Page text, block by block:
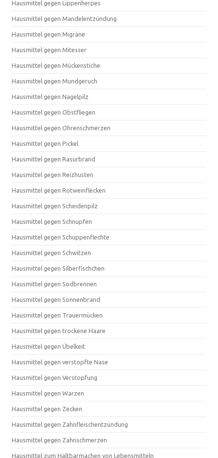
Hausmittel gegen Lippenherpes
Hausmittel gegen Mandelentzündung
Hausmittel gegen Migräne
Hausmittel gegen Mitesser
Hausmittel gegen Mückenstiche
Hausmittel gegen Mundgeruch
Hausmittel gegen Nagelpilz
Hausmittel gegen Obstfliegen
Hausmittel gegen Ohrenschmerzen
Hausmittel gegen Pickel
Hausmittel gegen Rasurbrand
Hausmittel gegen Reizhusten
Hausmittel gegen Rotweinflecken
Hausmittel gegen Scheidenpilz
Hausmittel gegen Schnupfen
Hausmittel gegen Schuppenflechte
Hausmittel gegen Schwitzen
Hausmittel gegen Silberfischchen
Hausmittel gegen Sodbrennen
Hausmittel gegen Sonnenbrand
Hausmittel gegen Trauermücken
Hausmittel gegen trockene Haare
Hausmittel gegen Übelkeit
Hausmittel gegen verstopfte Nase
Hausmittel gegen Verstopfung
Hausmittel gegen Warzen
Hausmittel gegen Zecken
Hausmittel gegen Zahnfleischentzündung
Hausmittel gegen Zahnschmerzen
Hausmittel zum Haltbarmachen von Lebensmitteln